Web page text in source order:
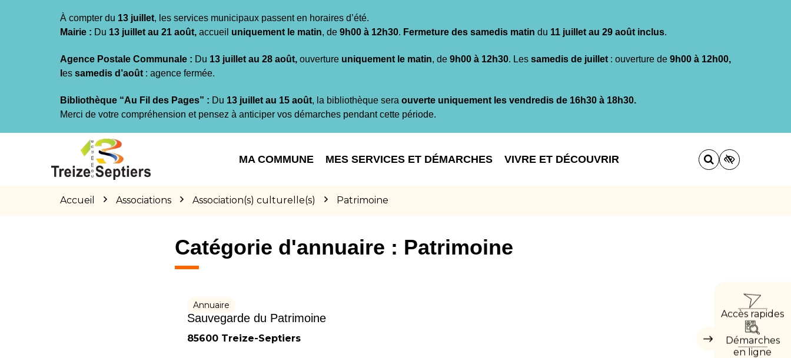
À compter du 13 juillet, les services municipaux passent en horaires d’été.
Mairie : Du 13 juillet au 21 août, accueil uniquement le matin, de 9h00 à 12h30. Fermeture des samedis matin du 11 juillet au 29 août inclus.
Agence Postale Communale : Du 13 juillet au 28 août, ouverture uniquement le matin, de 9h00 à 12h30. Les samedis de juillet : ouverture de 9h00 à 12h00,
es samedis d’août : agence fermée.
Bibliothèque “Au Fil des Pages” : Du 13 juillet au 15 août, la bibliothèque sera ouverte uniquement les vendredis de 16h30 à 18h30.
Merci de votre compréhension et pensez à anticiper vos démarches pendant cette période.
MA COMMUNE MES SERVICES ET DÉMARCHES VIVRE ET DÉCOUVRIR
Accueil Associations Association(s) culturelle(s) Patrimoine
Masquer
Accès rapides
Démarches
en ligne
Catégorie d'annuaire : Patrimoine
Annuaire
Sauvegarde du Patrimoine
85600 Treize-Septiers